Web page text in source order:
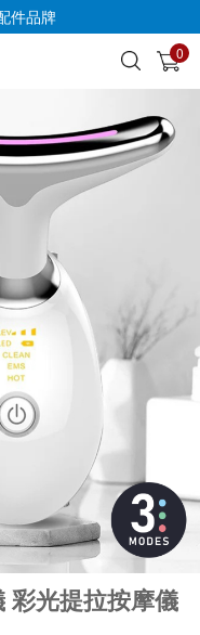
件品牌
0
查看
彩光提拉按摩儀